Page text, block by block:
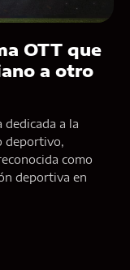
OTT que
a otro
a la
deportivo,
como
deportiva en